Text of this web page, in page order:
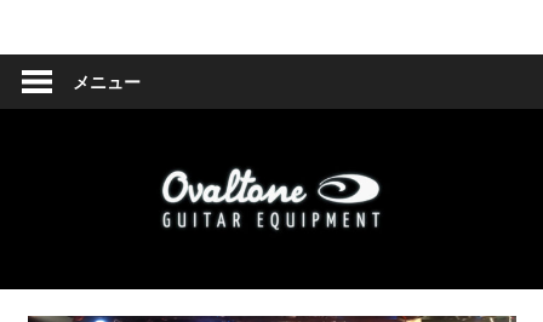
ン
Ovaltone
-
handmade
effect
メニュー